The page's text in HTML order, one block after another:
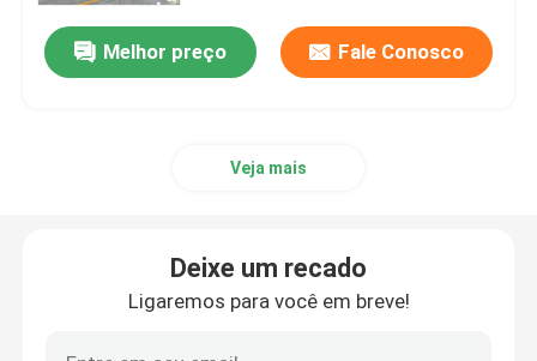
Melhor preço Fale Conosco
Veja mais
Deixe um recado
Ligaremos para você em breve!